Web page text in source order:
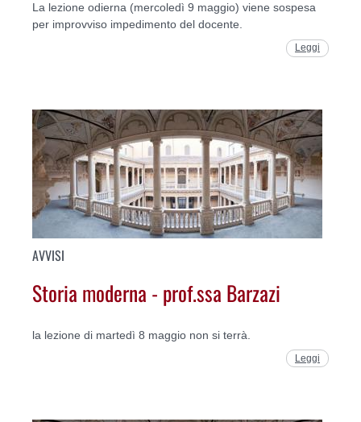
La lezione odierna (mercoledì 9 maggio) viene sospesa
per improvviso impedimento del docente.
Leggi
AVVISI
Storia moderna - prof.ssa Barzazi
la lezione di martedì 8 maggio non si terrà.
Leggi